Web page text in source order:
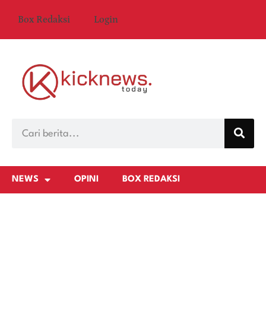
Box Redaksi Login
NEWS OPINI BOX REDAKSI